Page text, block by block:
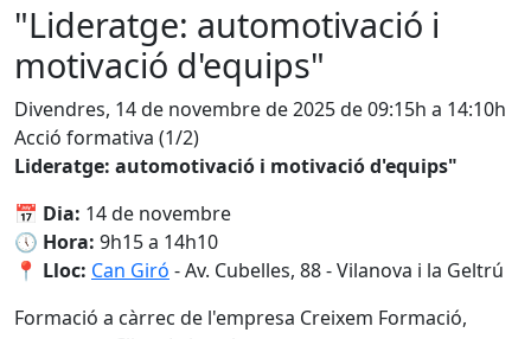
"Lideratge: automotivació i
motivació d'equips"
Divendres, 14 de novembre de 2025 de 09:15h a 14:10h
Acció formativa (1/2)
Lideratge: automotivació i motivació d'equips"
📅 Dia: 14 de novembre
🕔 Hora: 9h15 a 14h10
📍 Lloc: Can Giró - Av. Cubelles, 88 - Vilanova i la Geltrú
Formació a càrrec de l'empresa Creixem Formació,